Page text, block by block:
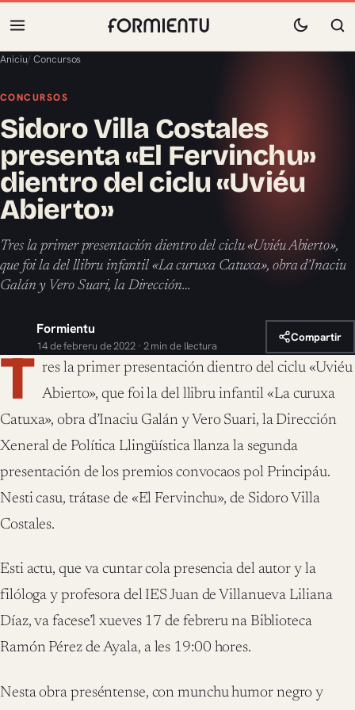
Aniciu/Concursos
CONCURSOS
Sidoro Villa Costales
presenta «El Fervinchu»
dientro del ciclu «Uviéu
Abierto»
Tres la primer presentación dientro del ciclu «Uviéu Abierto»,
que foi la del llibru infantil «La curuxa Catuxa», obra d’Inaciu
Galán y Vero Suari, la Dirección…
Formientu
14 de febreru de 2022 · 2 min de llectura
Compartir
T res la primer presentación dientro del ciclu «Uviéu
Abierto», que foi la del llibru infantil «La curuxa
Catuxa», obra d’Inaciu Galán y Vero Suari, la Dirección
Xeneral de Política Llingüística llanza la segunda
presentación de los premios convocaos pol Principáu.
Nesti casu, trátase de «El Fervinchu», de Sidoro Villa
Costales.
Esti actu, que va cuntar cola presencia del autor y la
filóloga y profesora del IES Juan de Villanueva Liliana
Díaz, va facese’l xueves 17 de febreru na Biblioteca
Ramón Pérez de Ayala, a les 19:00 hores.
Nesta obra preséntense, con munchu humor negro y